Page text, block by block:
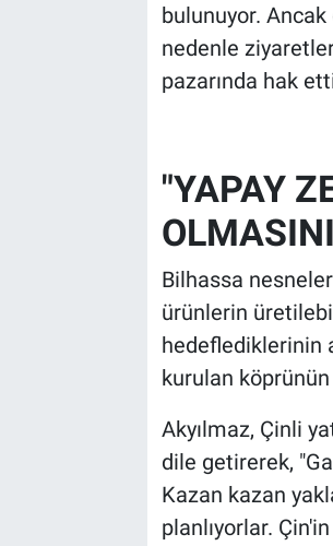
bulunuyor. Ancak
nedenle
pazarında hak
"YAPAY
Bilhassa
ürünlerin
hedeflediklerinin
kurulan köprünün
Akyılmaz, Çinli
dile getirerek,
Kazan kazan
planlıyorlar.